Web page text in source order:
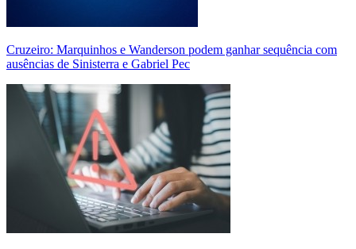
Cruzeiro: Marquinhos e Wanderson podem ganhar sequência com
ausências de Sinisterra e Gabriel Pec